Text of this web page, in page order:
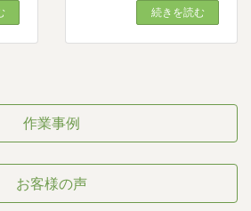
続きを読む
作業事例
お客様の声